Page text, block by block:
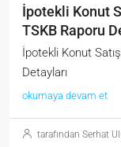
İpotekli Konut
TSKB Raporu
İpotekli Konut
Detayları
okumaya devam et
tarafından Serhat